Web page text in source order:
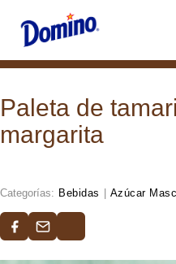
Paleta de
margarita
Categorías: Bebidas Azúcar